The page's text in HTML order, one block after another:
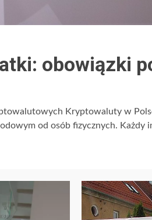
obowiązki
Kryptowaluty w
od osób fizycznych. Każdy